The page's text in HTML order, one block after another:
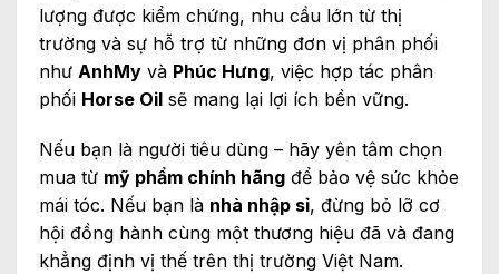
lượng được kiểm chứng, nhu cầu lớn từ thị
trường và sự hỗ trợ từ những đơn vị phân phối
như AnhMy và Phúc Hưng, việc hợp tác phân
phối Horse Oil sẽ mang lại lợi ích bền vững.
Nếu bạn là người tiêu dùng – hãy yên tâm chọn
mua từ mỹ phẩm chính hãng để bảo vệ sức khỏe
mái tóc. Nếu bạn là nhà nhập sỉ, đừng bỏ lỡ cơ
hội đồng hành cùng một thương hiệu đã và đang
khẳng định vị thế trên thị trường Việt Nam.